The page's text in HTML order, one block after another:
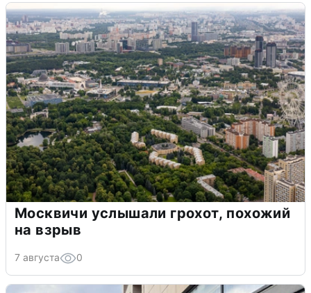
Москвичи услышали грохот, похожий
на взрыв
7 августа 0